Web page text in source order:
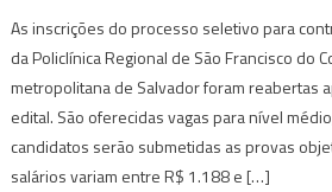
As inscrições do processo seletivo para
da Policlínica Regional de São Francisco do
metropolitana de Salvador foram reabertas
edital. São oferecidas vagas para nível
candidatos serão submetidas as provas
salários variam entre R$ 1.188 e […]